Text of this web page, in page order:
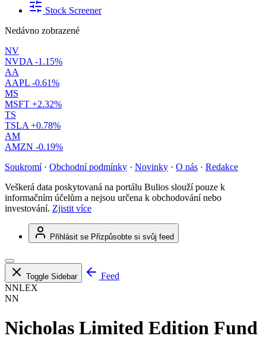
Stock Screener
Nedávno zobrazené
NV
NVDA -1.15%
AA
AAPL -0.61%
MS
MSFT +2.32%
TS
TSLA +0.78%
AM
AMZN -0.19%
Soukromí · Obchodní podmínky · Novinky · O nás · Redakce
Veškerá data poskytovaná na portálu Bulios slouží pouze k
informačním účelům a nejsou určena k obchodování nebo
investování. Zjistit více
Přihlásit se Přizpůsobte si svůj feed
Toggle Sidebar
Feed
NNLEX
NN
Nicholas Limited Edition Fund